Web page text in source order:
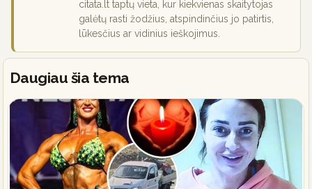
citata.lt taptų vieta, kur kiekvienas skaitytojas
galėtų rasti žodžius, atspindinčius jo patirtis,
lūkesčius ar vidinius ieškojimus.
Daugiau šia tema